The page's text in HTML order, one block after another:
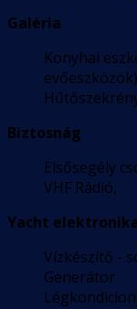
Galéria
Konyhai
evőeszközök)
Biztosnág
Elsősegély
VHF Rádió,
Yacht
Vízkészítő -
Generátor